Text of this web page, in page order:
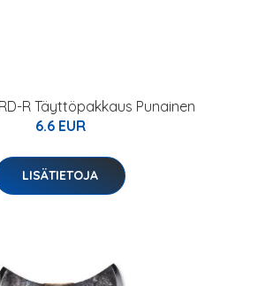
R Täyttöpakkaus Punainen
6.6 EUR
LISÄTIETOJA